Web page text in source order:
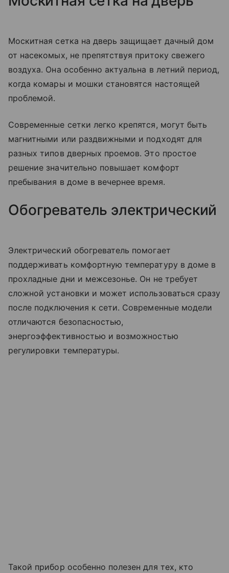
Москитная сетка на дверь защищает дачный дом
от насекомых, не препятствуя притоку свежего
воздуха. Она особенно актуальна в летний период,
когда комары и мошки становятся настоящей
проблемой.
Современные сетки легко крепятся, могут быть
магнитными или раздвижными и подходят для
разных типов дверных проемов. Это простое
решение значительно повышает комфорт
пребывания в доме в вечернее время.
Обогреватель электрический
Электрический обогреватель помогает
поддерживать комфортную температуру в доме в
прохладные дни и межсезонье. Он не требует
сложной установки и может использоваться сразу
после подключения к сети. Современные модели
отличаются безопасностью,
энергоэффективностью и возможностью
регулировки температуры.
Такой прибор особенно полезен для тех, кто